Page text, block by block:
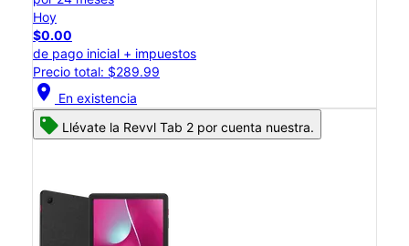
Hoy
$0.00
de pago inicial + impuestos
Precio total: $289.99
location_on En existencia
Llévate la Revvl Tab 2 por cuenta nuestra.